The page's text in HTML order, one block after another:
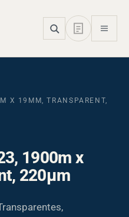
X 19MM, TRANSPARENT,
1900m x
220µm